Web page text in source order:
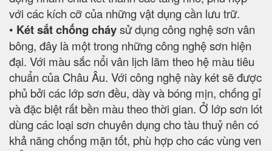
với các kích cỡ của những vật dụng cần lưu trữ.
• Két sắt chống cháysử dụng công nghệ sơn vân
bông, đây là một trong những công nghệ sơn hiện
đại. Với màu sắc nổi vân lịch lãm theo hệ màu tiêu
chuẩn của Châu Âu. Với công nghệ này két sẽ được
phủ bởi các lớp sơn đều, dày và bóng mịn, chống gỉ
và đặc biệt rất bền màu theo thời gian. Ở lớp sơn lót
dùng các loại sơn chuyên dụng cho tàu thuỷ nên có
khả năng chống mặn tốt, phù hợp cho các vùng ven